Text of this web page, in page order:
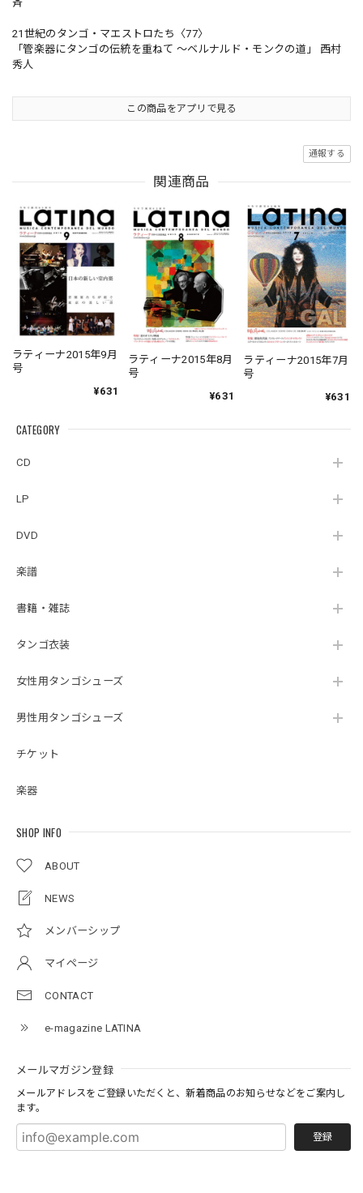
CATEGORY
CD
LP
DVD
楽譜
書籍・雑誌
タンゴ衣装
女性用タンゴシューズ
男性用タンゴシューズ
チケット
楽器
SHOP INFO
ABOUT
NEWS
メンバーシップ
マイページ
CONTACT
e-magazine LATINA
メールマガジン登録
メールアドレスをご登録いただくと、新着商品のお知らせなどをご案内し
ます。
登録
斉
21世紀のタンゴ・マエストロたち〈77〉
「管楽器にタンゴの伝統を重ねて 〜ベルナルド・モンクの道」 西村
秀人
この商品をアプリで見る
通報する
関連商品
ラティーナ2015年9月
号
¥631
ラティーナ2015年8月
号
¥631
ラティーナ2015年7月
号
¥631